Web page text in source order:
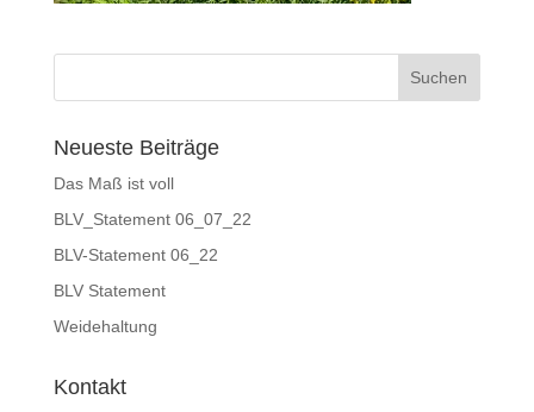
Neueste Beiträge
Das Maß ist voll
BLV_Statement 06_07_22
BLV-Statement 06_22
BLV Statement
Weidehaltung
Kontakt